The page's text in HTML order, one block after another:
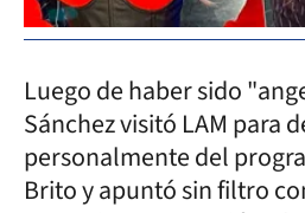
Luego de haber sido
Sánchez visitó LAM para
personalmente del
Brito y apuntó sin filtro